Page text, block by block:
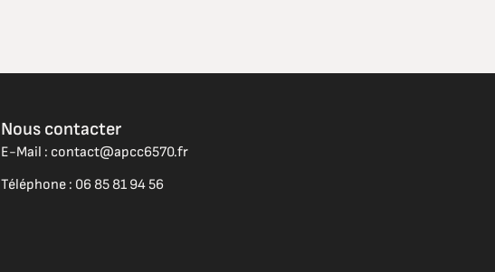
Nous contacter
E-Mail : contact@apcc6570.fr
Téléphone : 06 85 81 94 56